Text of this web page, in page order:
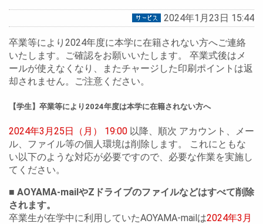
ス
2024年1月23日 15:44
卒業等により2024年度に本学に在籍されない方へご連絡
いたします。ご確認をお願いいたします。 卒業式後はメ
ールが使えなくなり、またチャージした印刷ポイントは返
却されません。ご注意ください。
【学生】卒業等により2024年度は本学に在籍されない方へ
2024年3月25日（月） 19:00 以降、順次 アカウント、メー
ル、ファイル等の個人環境は削除します。 これにともな
い以下のような対応が必要ですので、必要な作業を実施し
てください。
■ AOYAMA-mailやZドライブのファイルなどはすべて削除
されます。
卒業生が在学中に利用していたAOYAMA-mailは2024年3月